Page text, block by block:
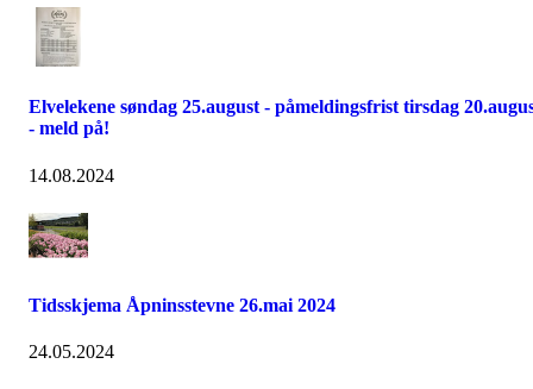
Elvelekene søndag 25.august - påmeldingsfrist tirsdag
- meld på!
14.08.2024
Tidsskjema Åpninsstevne 26.mai 2024
24.05.2024